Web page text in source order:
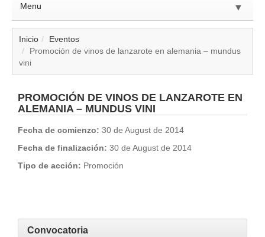
Menu ▼
▼
Inicio
Eventos
Promoción de vinos de lanzarote en alemania – mundus
vini
PROMOCIÓN DE VINOS DE LANZAROTE EN
ALEMANIA – MUNDUS VINI
Fecha de comienzo: 30 de August de 2014
Fecha de finalización: 30 de August de 2014
Tipo de acción: Promoción
Convocatoria